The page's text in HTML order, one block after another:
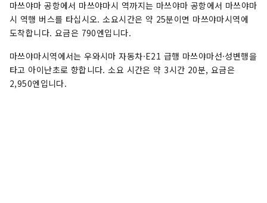
마쓰야마 공항에서 마쓰야마시 역까지는 마쓰야마 공항에서 마쓰야마
시 역행 버스를 타십시오. 소요시간은 약 25분이면 마쓰야마시역에
도착합니다. 요금은 790엔입니다.
마쓰야마시역에서는 우와시마 자동차·E21 급행 마쓰야마선·성변행을
타고 아이난초로 향합니다. 소요 시간은 약 3시간 20분, 요금은
2,950엔입니다.